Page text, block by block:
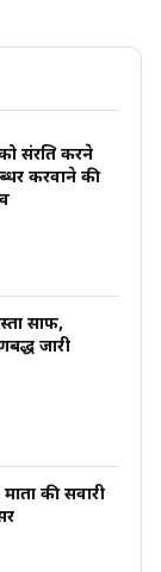
संरक्षित करने
करवाने की
साफ,
जारी
की सवारी